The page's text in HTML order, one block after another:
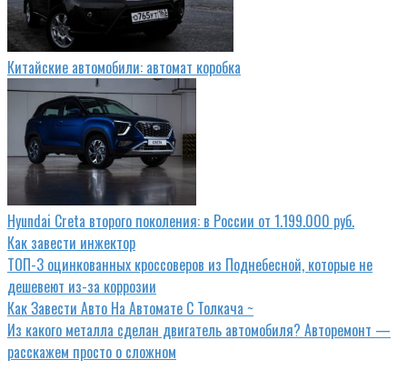
Китайские автомобили: автомат коробка
Hyundai Creta второго поколения: в России от 1.199.000 руб.
Как завести инжектор
ТОП-3 оцинкованных кроссоверов из Поднебесной, которые не
дешевеют из-за коррозии
Как Завести Авто На Автомате С Толкача ~
Из какого металла сделан двигатель автомобиля? Авторемонт —
расскажем просто о сложном